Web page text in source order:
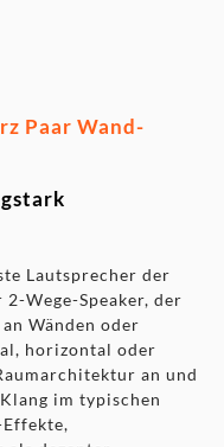
Paar Wand-
Lautsprecher der
Wege-Speaker, der
Wänden oder
horizontal oder
an und
im typischen